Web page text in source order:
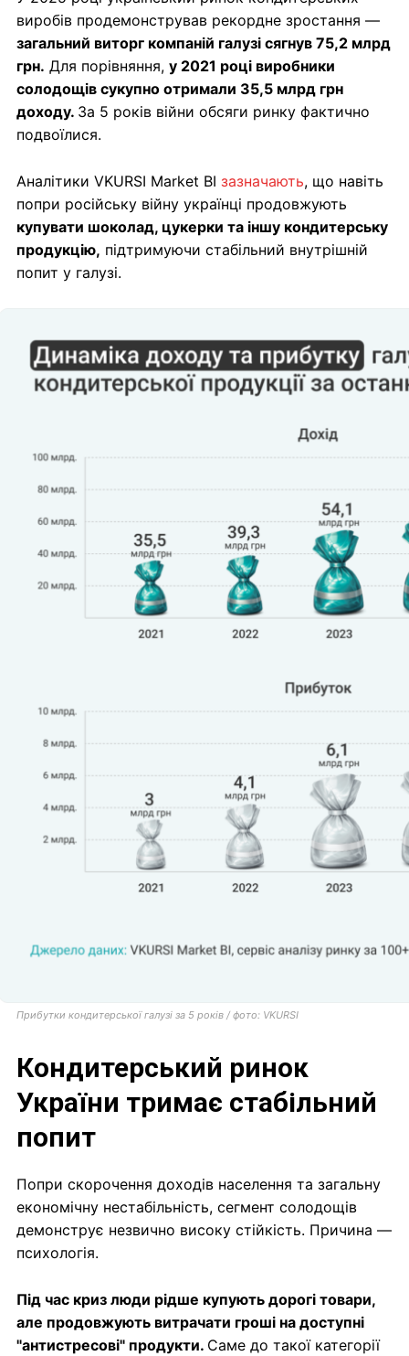
виробів продемонстрував рекордне зростання —
загальний виторг компаній галузі сягнув 75,2 млрд
грн. Для порівняння, у 2021 році виробники
солодощів сукупно отримали 35,5 млрд грн
доходу. За 5 років війни обсяги ринку фактично
подвоїлися.
Аналітики VKURSI Market BI зазначають, що навіть
попри російську війну українці продовжують
купувати шоколад, цукерки та іншу кондитерську
продукцію, підтримуючи стабільний внутрішній
попит у галузі.
Прибутки кондитерської галузі за 5 років / фото: VKURSI
Кондитерський ринок
України тримає стабільний
попит
Попри скорочення доходів населення та загальну
економічну нестабільність, сегмент солодощів
демонструє незвично високу стійкість. Причина —
психологія.
Під час криз люди рідше купують дорогі товари,
але продовжують витрачати гроші на доступні
"антистресові" продукти. Саме до такої категорії